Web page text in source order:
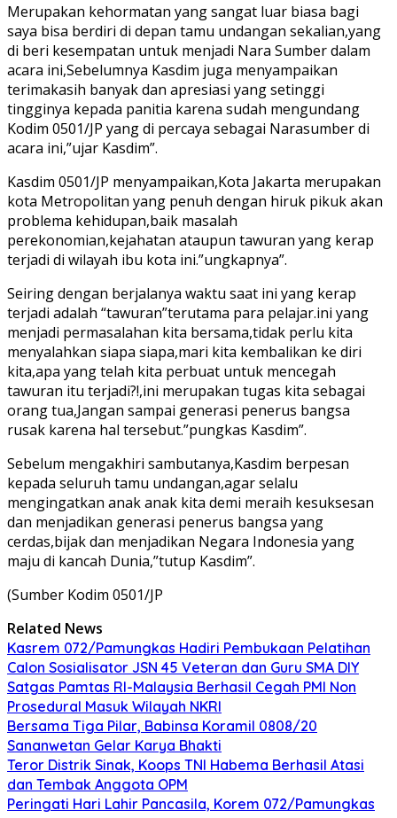
Merupakan kehormatan yang sangat luar biasa bagi
saya bisa berdiri di depan tamu undangan sekalian,yang
di beri kesempatan untuk menjadi Nara Sumber dalam
acara ini,Sebelumnya Kasdim juga menyampaikan
terimakasih banyak dan apresiasi yang setinggi
tingginya kepada panitia karena sudah mengundang
Kodim 0501/JP yang di percaya sebagai Narasumber di
acara ini,”ujar Kasdim”.
Kasdim 0501/JP menyampaikan,Kota Jakarta merupakan
kota Metropolitan yang penuh dengan hiruk pikuk akan
problema kehidupan,baik masalah
perekonomian,kejahatan ataupun tawuran yang kerap
terjadi di wilayah ibu kota ini.”ungkapnya”.
Seiring dengan berjalanya waktu saat ini yang kerap
terjadi adalah “tawuran”terutama para pelajar.ini yang
menjadi permasalahan kita bersama,tidak perlu kita
menyalahkan siapa siapa,mari kita kembalikan ke diri
kita,apa yang telah kita perbuat untuk mencegah
tawuran itu terjadi?!,ini merupakan tugas kita sebagai
orang tua,Jangan sampai generasi penerus bangsa
rusak karena hal tersebut.”pungkas Kasdim”.
Sebelum mengakhiri sambutanya,Kasdim berpesan
kepada seluruh tamu undangan,agar selalu
mengingatkan anak anak kita demi meraih kesuksesan
dan menjadikan generasi penerus bangsa yang
cerdas,bijak dan menjadikan Negara Indonesia yang
maju di kancah Dunia,”tutup Kasdim”.
(Sumber Kodim 0501/JP
Related News
Kasrem 072/Pamungkas Hadiri Pembukaan Pelatihan
Calon Sosialisator JSN 45 Veteran dan Guru SMA DIY
Satgas Pamtas RI-Malaysia Berhasil Cegah PMI Non
Prosedural Masuk Wilayah NKRI
Bersama Tiga Pilar, Babinsa Koramil 0808/20
Sananwetan Gelar Karya Bhakti
Teror Distrik Sinak, Koops TNI Habema Berhasil Atasi
dan Tembak Anggota OPM
Peringati Hari Lahir Pancasila, Korem 072/Pamungkas